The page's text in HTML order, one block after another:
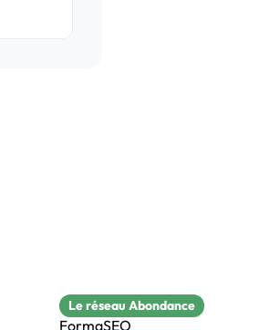
Le réseau Abondance
FormaSEO